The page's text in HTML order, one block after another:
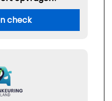
check